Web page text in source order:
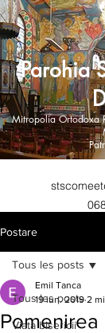
Parohia
Mitropolia Ortodoxa
Postare
Tous les posts
Viata bisericii
Tous les posts
Emil Tanca
19 iun. 2019 2